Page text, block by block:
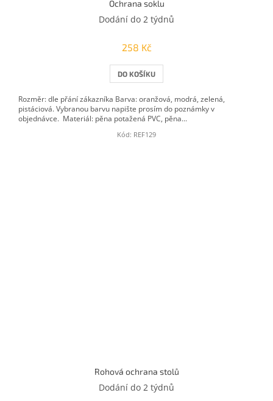
Ochrana soklu
Dodání do 2 týdnů
258 Kč
DO KOŠÍKU
Rozměr: dle přání zákazníka Barva: oranžová, modrá, zelená,
pistáciová. Vybranou barvu napište prosím do poznámky v
objednávce. Materiál: pěna potažená PVC, pěna...
Kód: REF129
Rohová ochrana stolů
Dodání do 2 týdnů